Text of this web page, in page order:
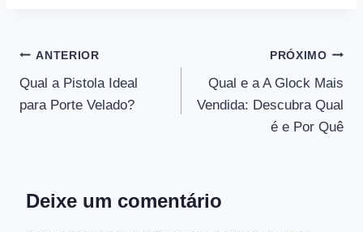
Navegação
de
ANTERIOR
Qual a Pistola Ideal
para Porte Velado?
PRÓXIMO
Qual e a A Glock Mais
Vendida: Descubra Qual
é e Por Quê
Deixe um comentário